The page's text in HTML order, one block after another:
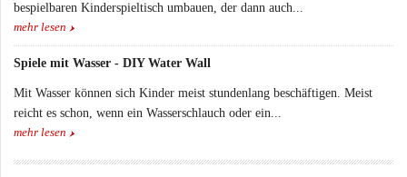
bespielbaren Kinderspieltisch umbauen, der dann auch...
mehr lesen
Spiele mit Wasser - DIY Water Wall
Mit Wasser können sich Kinder meist stundenlang beschäftigen. Meist
reicht es schon, wenn ein Wasserschlauch oder ein...
mehr lesen